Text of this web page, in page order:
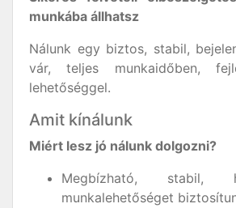
munkába állhatsz
Nálunk egy biztos, stabil,
vár, teljes munkaidőben,
lehetőséggel.
Amit kínálunk
Miért lesz jó nálunk dolgozni?
Megbízható, stabil,
munkalehetőséget